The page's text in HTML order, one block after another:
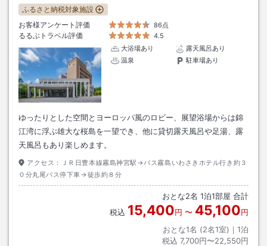
ふるさと納税対象施設
お客様アンケート評価
86点
るるぶトラベル評価
4.5
大浴場あり
露天風呂あり
温泉
駐車場あり
ゆったりとした空間とヨーロッパ風のロビー、展望浴場からは錦
江湾に浮ぶ雄大な桜島を一望でき、他に貸切露天風呂や足湯、露
天風呂もあり楽しめます。
アクセス：
ＪＲ日豊本線霧島神宮駅→バス霧島いわさきホテル行き約３
０分丸尾バス停下車→徒歩約８分
おとな2名 1泊1部屋 合計
税込 15,400円 〜 45,100円
おとな1名 (2名1室)｜ 1泊
税込 7,700円〜22,550円